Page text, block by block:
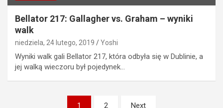
Bellator 217: Gallagher vs. Graham – wyniki
walk
niedziela, 24 lutego, 2019 Yoshi
Wyniki walk gali Bellator 217, która odbyła się w Dublinie, a
jej walką wieczoru był pojedynek…
Stronicowanie
1 2 Next